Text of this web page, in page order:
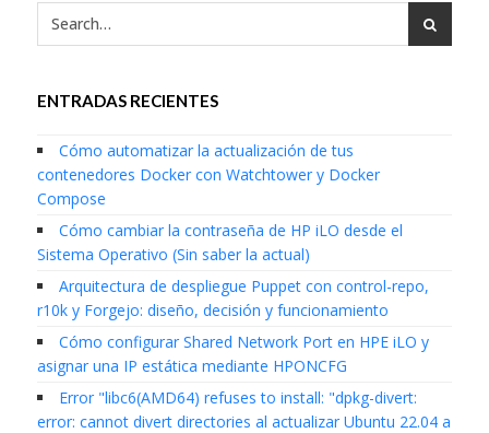
ENTRADAS RECIENTES
Cómo automatizar la actualización de tus
contenedores Docker con Watchtower y Docker
Compose
Cómo cambiar la contraseña de HP iLO desde el
Sistema Operativo (Sin saber la actual)
Arquitectura de despliegue Puppet con control-repo,
r10k y Forgejo: diseño, decisión y funcionamiento
Cómo configurar Shared Network Port en HPE iLO y
asignar una IP estática mediante HPONCFG
Error "libc6(AMD64) refuses to install: "dpkg-divert:
error: cannot divert directories al actualizar Ubuntu 22.04 a